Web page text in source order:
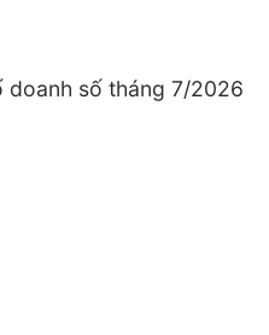
doanh số tháng 7/2026